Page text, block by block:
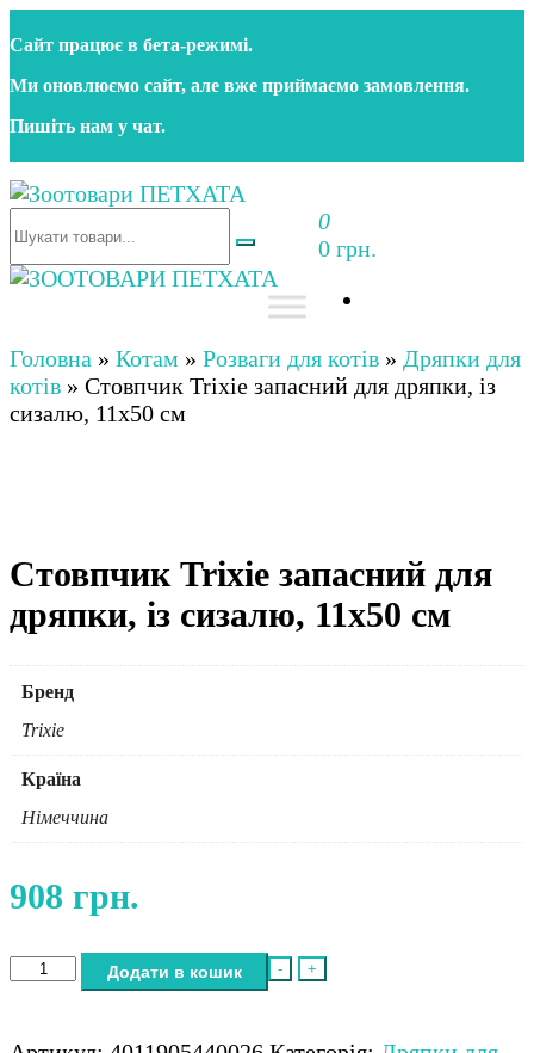
до
контенту
Сайт працює в бета‑режимі.
Ми оновлюємо сайт, але вже приймаємо замовлення.
Пишіть нам у чат.
Зоотовари ПЕТХАТА
Зоомагазин для собак та котів | Корм, іграшки,
аксесуари та догляд за тваринами. Доставка по
0
0 грн.
аксесуари та догляд за тваринами. Доставка по
Україні
Головна » Котам » Розваги для котів » Дряпки для
котів » Стовпчик Trixie запасний для дряпки, із
сизалю, 11х50 см
Стовпчик Trixie запасний для
дряпки, із сизалю, 11х50 см
Бренд
Trixie
Країна
Німеччина
908 грн.
-
Стовпчик
для
+
Додати в кошик